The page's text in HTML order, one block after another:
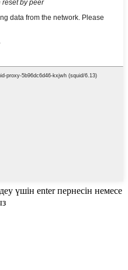
үшін enter пернесін немесе